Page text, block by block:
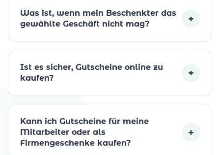
Was ist, wenn mein Beschenkter das
gewählte Geschäft nicht mag?
+
Ist es sicher, Gutscheine online zu
kaufen?
+
Kann ich Gutscheine für meine
Mitarbeiter oder als
Firmengeschenke kaufen?
+